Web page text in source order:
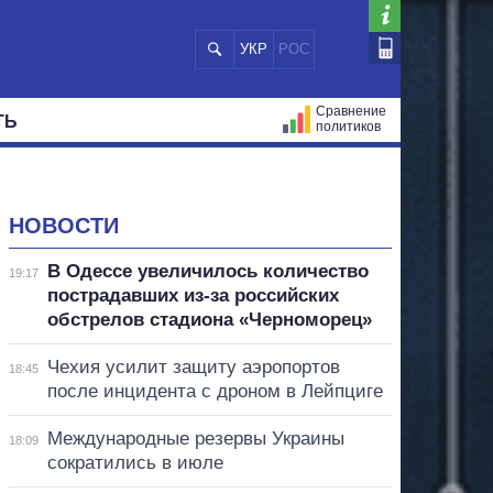
УКР РОС
Сравнение
политиков
НОВОСТИ
19:17
В Одессе увеличилось количество
пострадавших из-за российских
обстрелов стадиона «Черноморец»
18:45
Чехия усилит защиту аэропортов
после инцидента с дроном в Лейпциге
18:09
Международные резервы Украины
сократились в июле